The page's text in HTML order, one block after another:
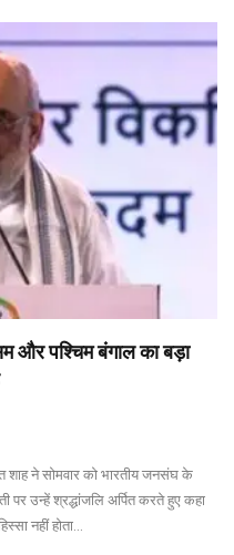
और पश्चिम बंगाल का बड़ा
शाह ने सोमवार को भारतीय जनसंघ के
पर उन्हें श्रद्धांजलि अर्पित करते हुए कहा
नहीं होता…